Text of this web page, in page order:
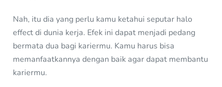
Nah, itu dia yang perlu kamu ketahui seputar halo
effect di dunia kerja. Efek ini dapat menjadi pedang
bermata dua bagi kariermu. Kamu harus bisa
memanfaatkannya dengan baik agar dapat membantu
kariermu.